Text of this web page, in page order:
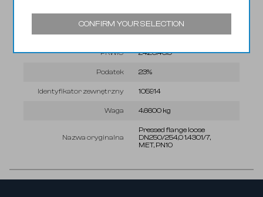
KGO 0.00 zł
Lokalizacja 1/1
PKWIU 24.20.40.0
Podatek 23%
Identyfikator zewnętrzny 105914
Waga 4.6600 kg
Nazwa oryginalna
Pressed flange loose
DN250/254,0 1.4301/7,
MET, PN10
CONFIRM YOUR SELECTION